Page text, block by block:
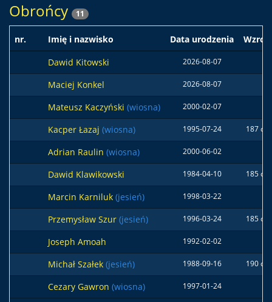
Obrońcy 11
nr. Imię i nazwisko Data urodzenia
Dawid Kitowski
2026-08-07
Maciej Konkel 2026-08-07
Mateusz Kaczyński (wiosna) 2000-02-07
Kacper Łazaj (wiosna) 1995-07-24 187 cm
Adrian Raulin (wiosna) 2000-06-02
Dawid Klawikowski 1984-04-10 185 cm
Marcin Karniluk (jesień) 1998-03-22
Przemysław Szur (jesień) 1996-03-24 185 cm
Joseph Amoah 1992-02-02
Michał Szałek (jesień) 1988-09-16 190 cm
Cezary Gawron (wiosna) 1997-01-24